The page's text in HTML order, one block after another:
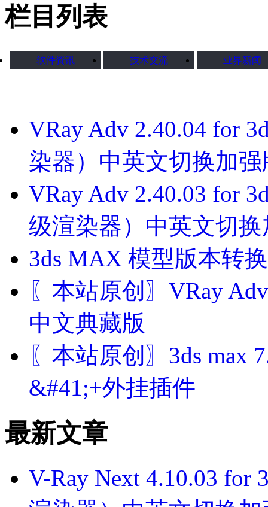
栏目列表
软件资讯 技术交流 业界新闻
VRay Adv 2.40.04 for
染器）中英文切换加强
VRay Adv 2.40.03 for
级渲染器）中英文切
3ds MAX 模型版本转
〖本站原创〗VRay
中文典藏版
〖本站原创〗3ds max
&#41;+外挂插件
最新文章
V-Ray Next 4.10.03 for